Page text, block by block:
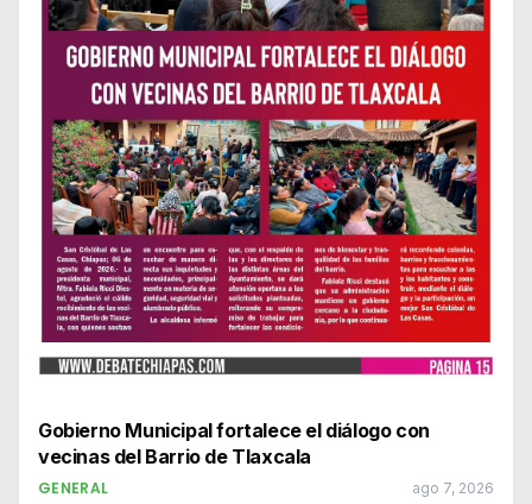
Gobierno Municipal fortalece el diálogo con
vecinas del Barrio de Tlaxcala
GENERAL ago 7, 2026